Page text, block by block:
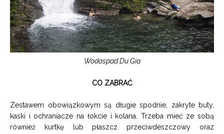
Wodospad Du Gia
CO ZABRAĆ
Zestawem obowiązkowym są długie spodnie, zakryte buty,
kaski i ochraniacze na łokcie i kolana. Trzeba mieć ze sobą
również kurtkę lub płaszcz przeciwdeszczowy oraz